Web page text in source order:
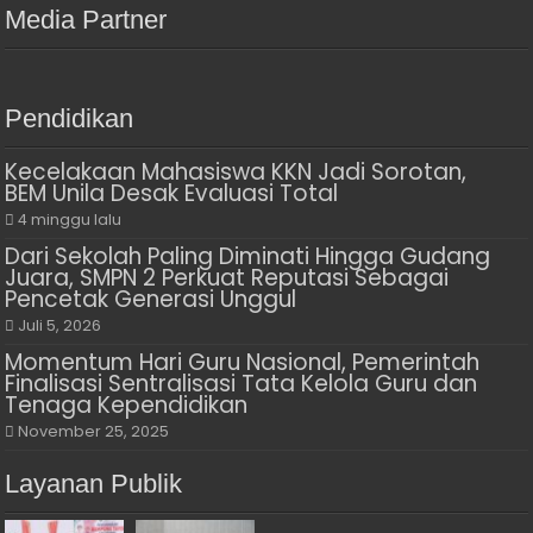
Media Partner
Pendidikan
Kecelakaan Mahasiswa KKN Jadi Sorotan,
BEM Unila Desak Evaluasi Total
4 minggu lalu
Dari Sekolah Paling Diminati Hingga Gudang
Juara, SMPN 2 Perkuat Reputasi Sebagai
Pencetak Generasi Unggul
Juli 5, 2026
Momentum Hari Guru Nasional, Pemerintah
Finalisasi Sentralisasi Tata Kelola Guru dan
Tenaga Kependidikan
November 25, 2025
Layanan Publik